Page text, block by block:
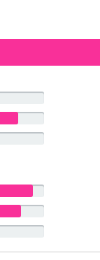
カラメルクリスプ
アーモンド&アー
ミルク】
材、飽きのこない
ヘーゼルナッツ】